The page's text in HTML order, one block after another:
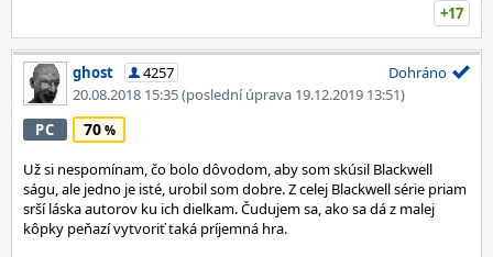
+17
ghost
4257
20.08.2018 15:35(poslední úprava 19.12.2019 13:51)
Dohráno
PC 70
Už si nespomínam, čo bolo dôvodom, aby som skúsil Blackwell
ságu, ale jedno je isté, urobil som dobre. Z celej Blackwell série priam
srší láska autorov ku ich dielkam. Čudujem sa, ako sa dá z malej
kôpky peňazí vytvoriť taká príjemná hra.